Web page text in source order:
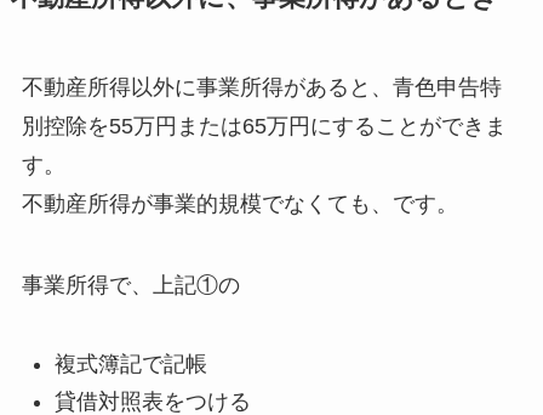
不動産所得以外に事業所得があると、青色申告特
別控除を55万円または65万円にすることができま
す。
不動産所得が事業的規模でなくても、です。
事業所得で、上記①の
複式簿記で記帳
貸借対照表をつける